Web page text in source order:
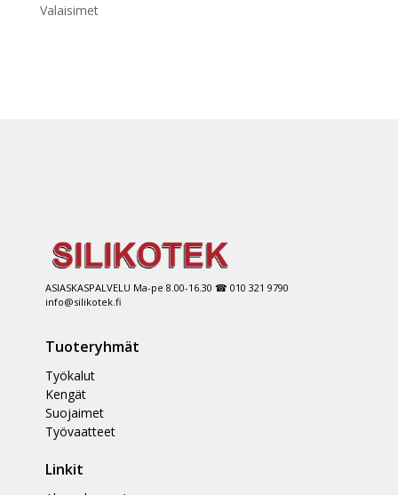
Valaisimet
ASIASKASPALVELU Ma-pe 8.00-16.30 ☎ 010 321 9790
info@silikotek.fi
Tuoteryhmät
Työkalut
Kengät
Suojaimet
Työvaatteet
Linkit